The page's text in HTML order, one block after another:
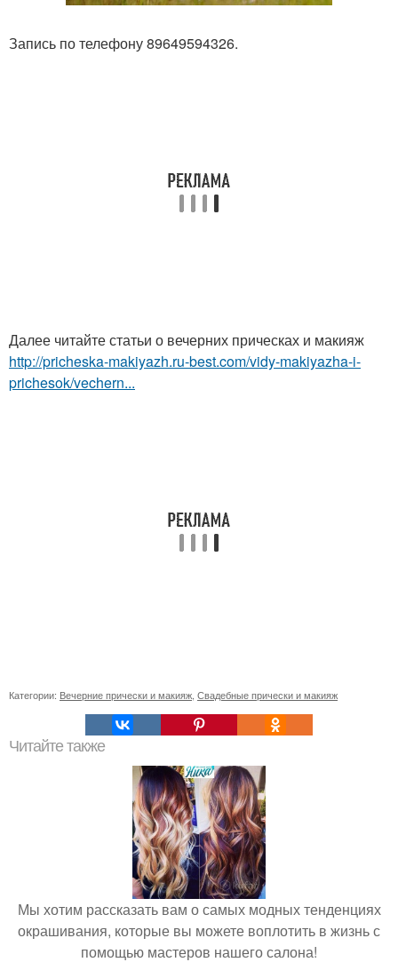
Запись по телефону 89649594326.
Далее читайте статьи о вечерних прическах и макияж
http://pricheska-makiyazh.ru-best.com/vidy-makiyazha-i-
prichesok/vechern...
Категории: Вечерние прически и макияж Свадебные прически и макияж
Читайте также
Мы хотим рассказать вам о самых модных тенденциях
окрашивания, которые вы можете воплотить в жизнь с
помощью мастеров нашего салона!